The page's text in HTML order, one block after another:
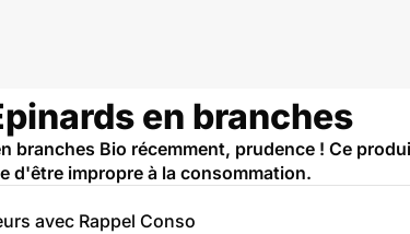
en branches
branches Bio récemment, prudence ! Ce
d'être impropre à la consommation.
avec Rappel Conso